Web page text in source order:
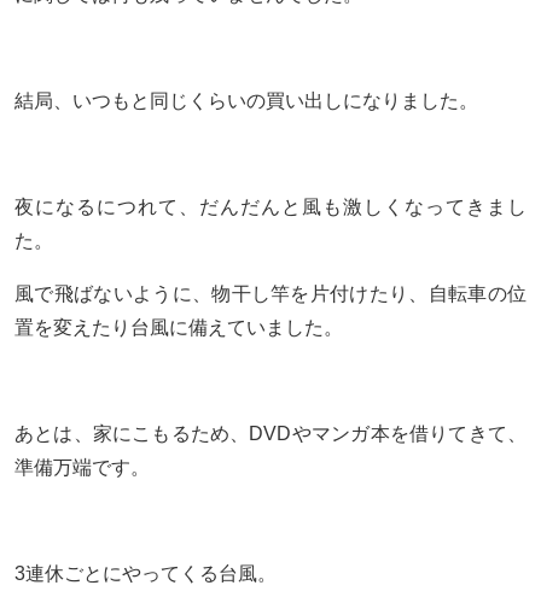
結局、いつもと同じくらいの買い出しになりました。
夜になるにつれて、だんだんと風も激しくなってきまし
た。
風で飛ばないように、物干し竿を片付けたり、自転車の位
置を変えたり台風に備えていました。
あとは、家にこもるため、DVDやマンガ本を借りてきて、
準備万端です。
3連休ごとにやってくる台風。